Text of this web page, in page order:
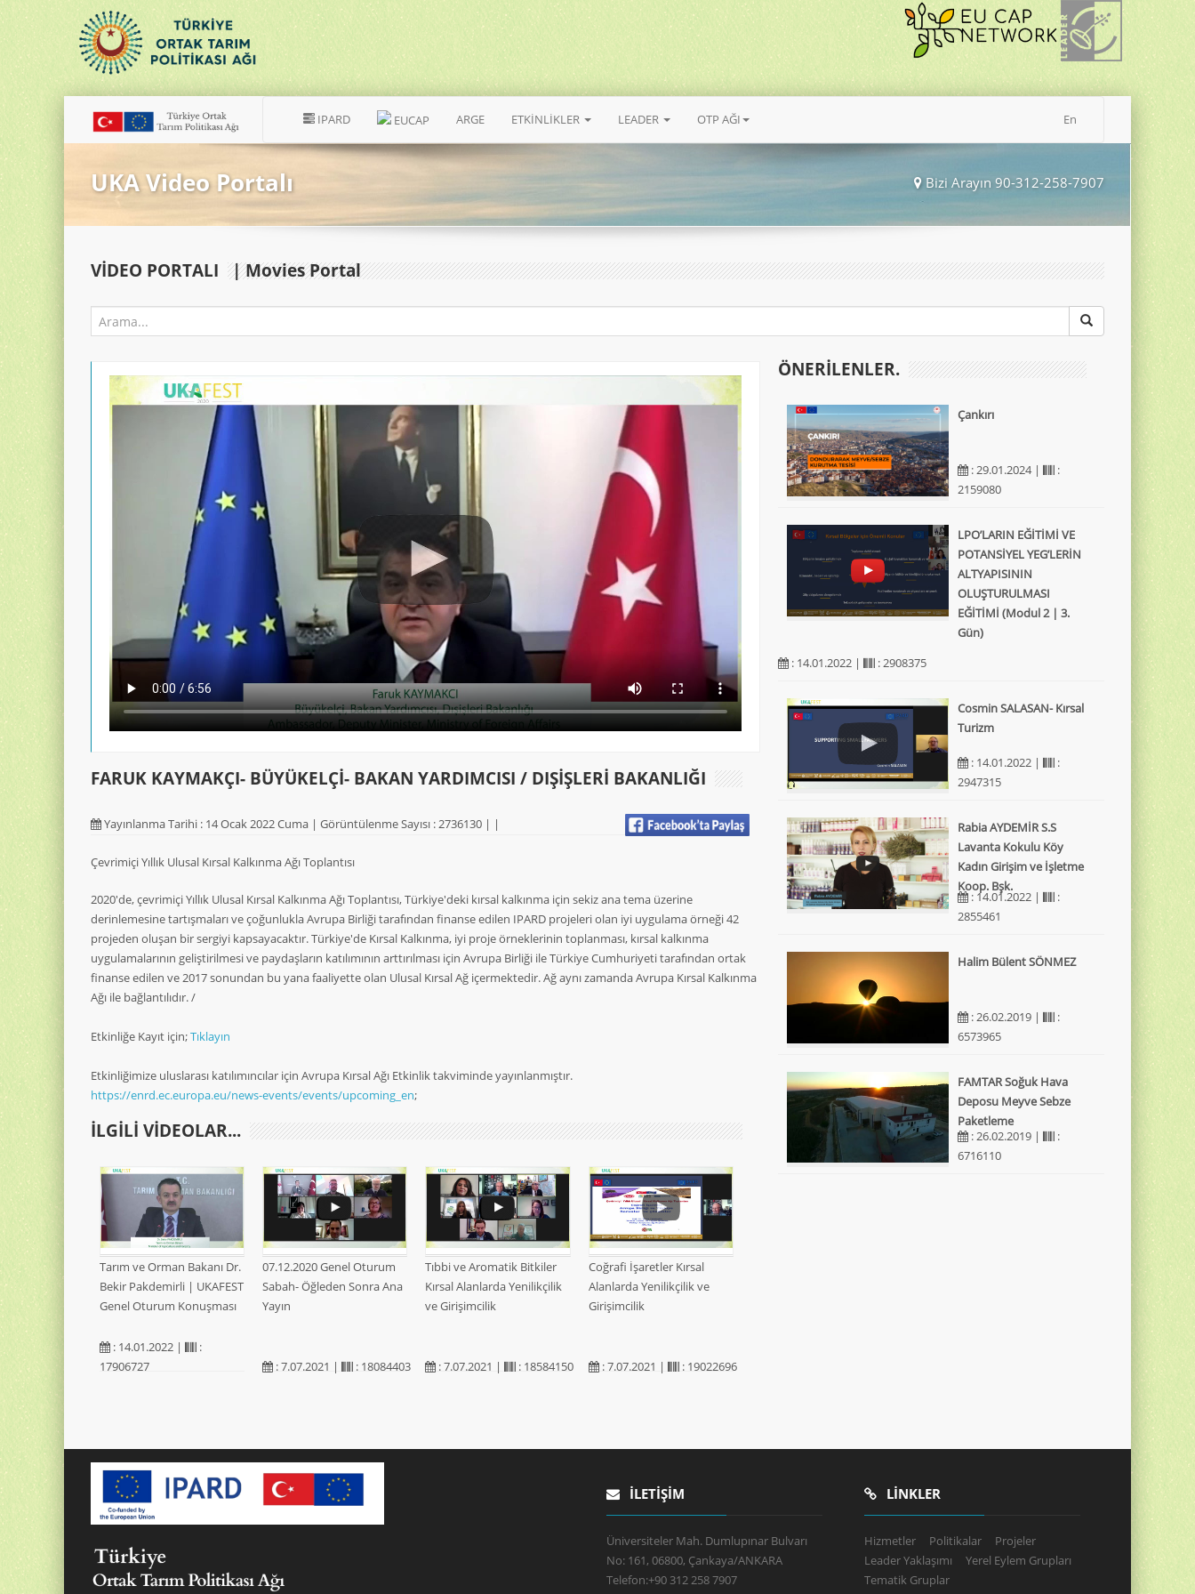
IPARD EUCAP ARGE ETKİNLİKLER LEADER OTP AĞI En
UKA Video Portalı Bizi Arayın 90-312-258-7907
VIDEO PORTALI | Movies Portal
FARUK KAYMAKÇI- BÜYÜKELÇI- BAKAN YARDIMCISI / DIŞIŞLERI BAKANLIĞI
Yayınlanma Tarihi : 14 Ocak 2022 Cuma | Görüntülenme Sayısı : 2736130 | |
Çevrimiçi Yıllık Ulusal Kırsal Kalkınma Ağı Toplantısı
2020'de, çevrimiçi Yıllık Ulusal Kırsal Kalkınma Ağı Toplantısı, Türkiye'deki kırsal kalkınma için sekiz ana tema üzerine
derinlemesine tartışmaları ve çoğunlukla Avrupa Birliği tarafından finanse edilen IPARD projeleri olan iyi uygulama örneği 42
projeden oluşan bir sergiyi kapsayacaktır. Türkiye'de Kırsal Kalkınma, iyi proje örneklerinin toplanması, kırsal kalkınma
uygulamalarının geliştirilmesi ve paydaşların katılımının arttırılması için Avrupa Birliği ile Türkiye Cumhuriyeti tarafından ortak
finanse edilen ve 2017 sonundan bu yana faaliyette olan Ulusal Kırsal Ağ içermektedir. Ağ aynı zamanda Avrupa Kırsal Kalkınma
Ağı ile bağlantılıdır. /
Etkinliğe Kayıt için;Tıklayın
Etkinliğimize uluslarası katılımıncılar için Avrupa Kırsal Ağı Etkinlik takviminde yayınlanmıştır.
https://enrd.ec.europa.eu/news-events/events/upcoming_en;
ILGILI VIDEOLAR...
Tarım ve Orman Bakanı Dr.
Bekir Pakdemirli | UKAFEST
Genel Oturum Konuşması
: 14.01.2022 |
:
17906727
07.12.2020 Genel Oturum
Sabah- Öğleden Sonra Ana
Yayın
: 7.07.2021 | : 18084403
Tıbbi ve Aromatik Bitkiler
Kırsal Alanlarda Yenilikçilik
ve Girişimcilik
: 7.07.2021 | : 18584150
Coğrafi İşaretler Kırsal
Alanlarda Yenilikçilik ve
Girişimcilik
: 7.07.2021 | : 19022696
ÖNERILENLER.
Çankırı
: 29.01.2024 |
:
2159080
LPO’LARIN EĞİTİMİ VE
POTANSİYEL YEG’LERİN
ALTYAPISININ
OLUŞTURULMASI
EĞİTİMİ (Modul 2 | 3.
Gün)
: 14.01.2022 |
: 2908375
Cosmin SALASAN- Kırsal
Turizm
: 14.01.2022 |
:
2947315
Rabia AYDEMİR S.S
Lavanta Kokulu Köy
Kadın Girişim ve İşletme
Koop. Bşk.
: 14.01.2022 |
:
2855461
Halim Bülent SÖNMEZ
: 26.02.2019 |
:
6573965
FAMTAR Soğuk Hava
Deposu Meyve Sebze
Paketleme
: 26.02.2019 |
:
6716110
İLETIŞIM
Üniversiteler Mah. Dumlupınar Bulvarı
No: 161, 06800, Çankaya/ANKARA
Telefon:+90 312 258 7907
LINKLER
Hizmetler Politikalar
Projeler
Leader Yaklaşımı
Yerel Eylem Grupları
Tematik Gruplar